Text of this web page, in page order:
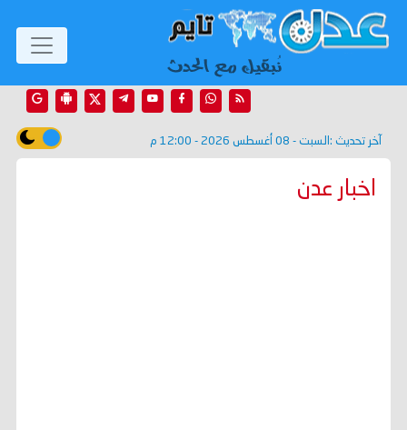
آخر تحديث : السبت - 08 أغسطس 2026 - 12:00 م
اخبار عدن